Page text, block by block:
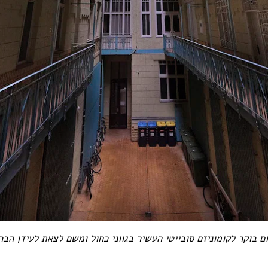
בוקר לקומוניזם סובייטי העשיר בגווני כחול ומשם לצאת לעידן